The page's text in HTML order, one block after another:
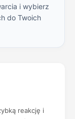
i wybierz
do Twoich
reakcję i